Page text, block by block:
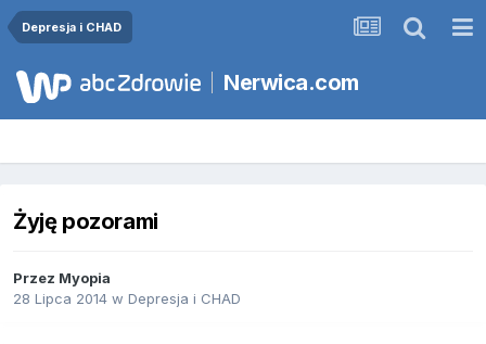
Depresja i CHAD
Nerwica.com
Żyję pozorami
Przez Myopia
28 Lipca 2014 w Depresja i CHAD